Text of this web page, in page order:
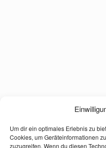
Um dir ein optimales Erlebnis zu
Cookies, um Geräteinformationen
zuzugreifen. Wenn du diesen